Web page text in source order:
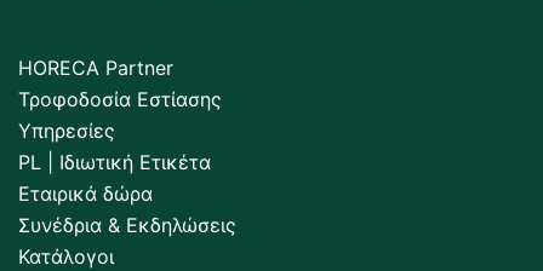
HORECA Partner
Τροφοδοσία Εστίασης
Υπηρεσίες
PL | Ιδιωτική Ετικέτα
Εταιρικά δώρα
Συνέδρια & Εκδηλώσεις
Κατάλογοι